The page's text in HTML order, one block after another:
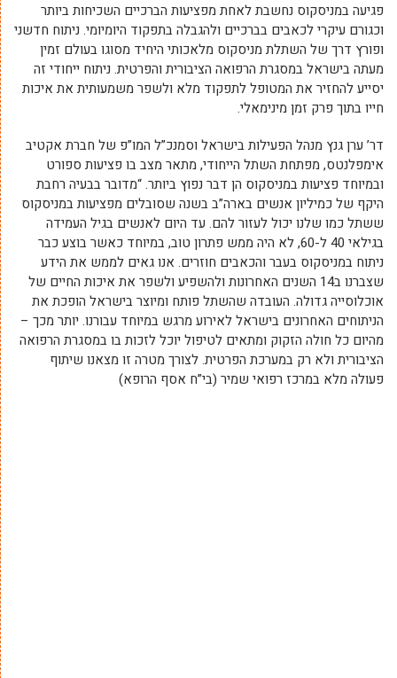
פגיעה במניסקוס נחשבת לאחת מפציעות הברכיים השכיחות ביותר
וכגורם עיקרי לכאבים בברכיים ולהגבלה בתפקוד היומיומי. ניתוח חדשני
ופורץ דרך של השתלת מניסקוס מלאכותי היחיד מסוגו בעולם זמין
מעתה בישראל במסגרת הרפואה הציבורית והפרטית. ניתוח ייחודי זה
יסייע להחזיר את המטופל לתפקוד מלא ולשפר משמעותית את איכות
חייו בתוך פרק זמן מינימאלי.
דר’ ערן גנץ מנהל הפעילות בישראל וסמנכ”ל המו”פ של חברת אקטיב
אימפלנטס, מפתחת השתל הייחודי, מתאר מצב בו פציעות ספורט
ובמיוחד פציעות במניסקוס הן דבר נפוץ ביותר. “מדובר בבעיה רחבת
היקף של כמיליון אנשים בארה”ב בשנה שסובלים מפציעות במניסקוס
ששתל כמו שלנו יכול לעזור להם. עד היום לאנשים בגיל העמידה
בגילאי 40 ל-60, לא היה ממש פתרון טוב, במיוחד כאשר בוצע כבר
ניתוח במניסקוס בעבר והכאבים חוזרים. אנו גאים לממש את הידע
שצברנו ב14 השנים האחרונות ולהשפיע ולשפר את איכות החיים של
אוכלוסייה גדולה. העובדה שהשתל פותח ומיוצר בישראל הופכת את
הניתוחים האחרונים בישראל לאירוע מרגש במיוחד עבורנו. יותר מכך –
מהיום כל חולה הזקוק ומתאים לטיפול יוכל לזכות בו במסגרת הרפואה
הציבורית ולא רק במערכת הפרטית. לצורך מטרה זו מצאנו שיתוף
פעולה מלא במרכז רפואי שמיר (בי”ח אסף הרופא)